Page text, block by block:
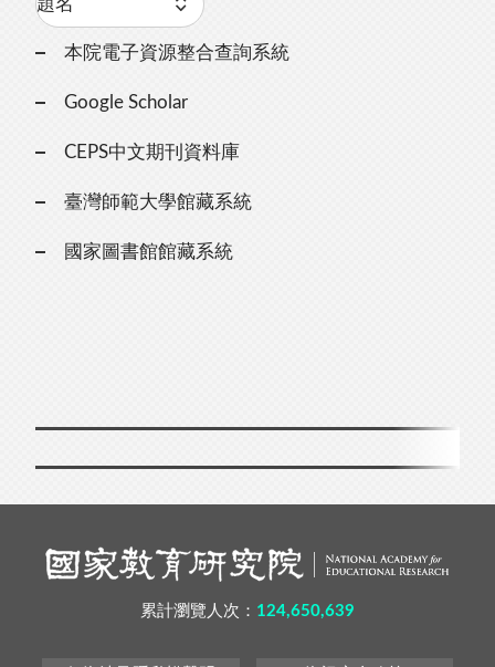
本院電子資源整合查詢系統
Google Scholar
CEPS中文期刊資料庫
臺灣師範大學館藏系統
國家圖書館館藏系統
累計瀏覽人次： 124,650,639